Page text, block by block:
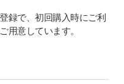
録で、初回購入時にご利
用意しています。